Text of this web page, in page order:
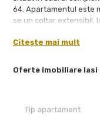
Oferte imobiliare Iasi
64. Apartamentul este
se un coltar extensibil,
cu cada si obiecte
cu centrala termica si
sunt acceptate
ce se va incheia pe o
Citește mai mult
Tip apartament